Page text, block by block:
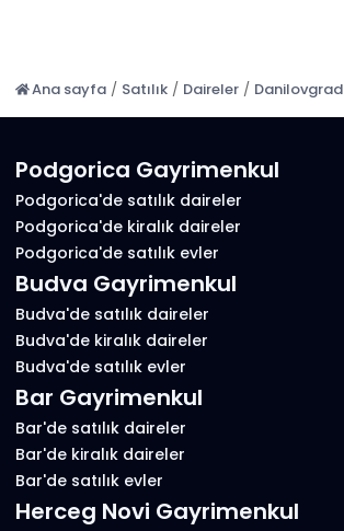
Ana sayfa / Satılık / Daireler / Danilovgrad
Podgorica Gayrimenkul
Podgorica'de satılık daireler
Podgorica'de kiralık daireler
Podgorica'de satılık evler
Budva Gayrimenkul
Budva'de satılık daireler
Budva'de kiralık daireler
Budva'de satılık evler
Bar Gayrimenkul
Bar'de satılık daireler
Bar'de kiralık daireler
Bar'de satılık evler
Herceg Novi Gayrimenkul